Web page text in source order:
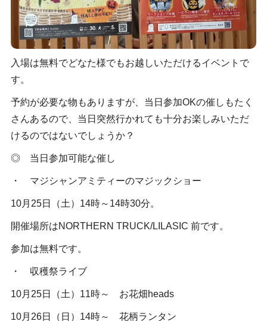
入場は無料でどなた様でもお越しいただけるイベントで
す。
予約が必要な物もありますが、当日参加OKの催しもたく
さんあるので、当日突然行かれても十分お楽しみいただ
けるのではないでしょうか？
◎ 当日参加可能な催し
・ マジシャンアミティーのマジックショー
10月25日（土）14時～14時30分。
開催場所はNORTHERN TRUCK/LILASIC 前です。
参加は無料です。
・ 収穫祭ライブ
10月25日（土）11時～ お花畑heads
10月26日（日）14時～ 花柄ランタン